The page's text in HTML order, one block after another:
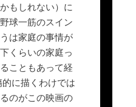
もしれない）に
球一筋のスイン
は家庭の事情が
くらいの家庭っ
こともあって経
に描くわけでは
のがこの映画の